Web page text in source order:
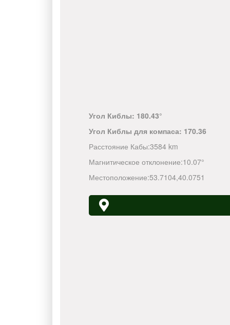
Угол Киблы: 180.43°
Угол Киблы для компаса: 170.36
Расстояние Кабы:3584 km
Магнитическое отклонение:10.07°
Местоположение:53.7104,40.0751